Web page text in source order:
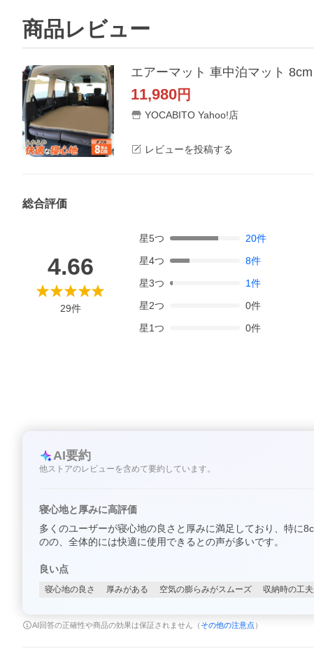
商品レビュー
11,980円
YOCABITO Yahoo!店
レビューを投稿する
総合評価
4.66
29件
星5つ 20件
星4つ 8件
星3つ 1件
星2つ 0件
星1つ 0件
AI要約
他ストアのレビューを含めて要約しています。
寝心地と厚みに高評価
多くのユーザーが寝心地の良さと厚みに満足しており、特に
のの、全体的には快適に使用できるとの声が多いです。
良い点
寝心地の良さ 厚みがある 空気の膨らみがスムーズ 収納時の工
AI回答の正確性や商品の効果は保証されません（ その他の注意点 ）